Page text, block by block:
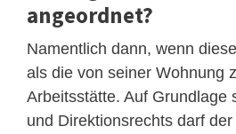
angeordnet?
Namentlich dann, wenn
als die von seiner Wohnung
Arbeitsstätte. Auf Grundlage
und Direktionsrechts darf